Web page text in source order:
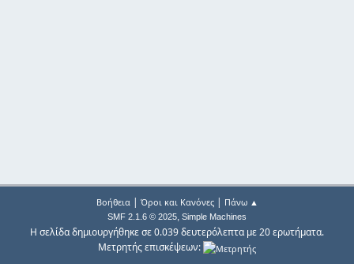
Βοήθεια| Όροι και Κανόνες| Πάνω ▲
SMF 2.1.6 © 2025, Simple Machines
Η σελίδα δημιουργήθηκε σε 0.039 δευτερόλεπτα με 20 ερωτήματα.
Μετρητής επισκέψεων: